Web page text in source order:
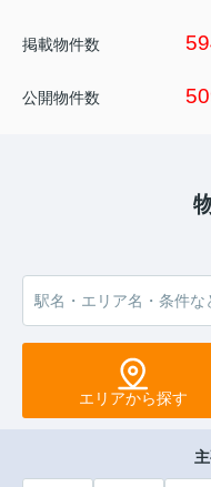
掲載物件数
公開物件数
エリアから探す